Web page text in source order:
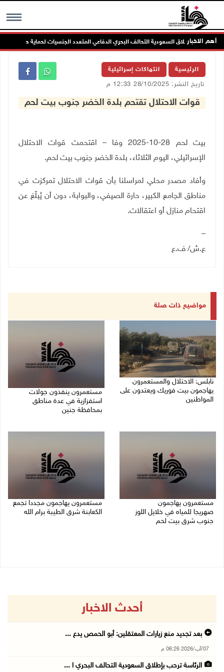
MENU أهم الاخبار
ترحب بإطلاق السعودية التحالف البحري الدفاعي المتعدد الجنسيات لحماية حرية الملاحة
الرئيسية انتهاكات إسرائيلية
تاريخ النشر: 28/10/2025 12:33 م
قوات الاحتلال تقتحم بلدة الخضر جنوب بيت لحم
بيت لحم 28-10-2025 وفا – اقتحمت قوات الاحتلال
الإسرائيلي، اليوم الثلاثاء، بلدة الخضر جنوب بيت لحم.
وأفاد مصدر محلي لمراسلنا بأن قوات الاحتلال تمركزت في
مناطق الجامع الكبير، حارة الصيفي، والبوابة، دون أن يُبلّغ عن
اقتحام منازل أو اعتقالات.
–
ع.ش/ ف.ع
مواضيع ذات صلة
نابلس: الاحتلال والمستعمرون
يهاجمون بيت فوريك ويعتدون على
المواطنين
مستعمرون ينفذون جولات
استفزازية في عدة مناطق
بمحافظة جنين
مستعمرون يهاجمون
صهريجا للمياه في خلايل اللوز
جنوب شرق بيت لحم
مستعمرون يهاجمون مجددا تجمع
الكعابنة شرق الطيبة برام الله
أحدث الاخبار
بعد تجديد منع زيارات المعتقلين: أبو الحمص يدع ...
07/آب/2026 06:26 م
الرئاسة ترحب بإطلاق السعودية التحالف البحري ا ...